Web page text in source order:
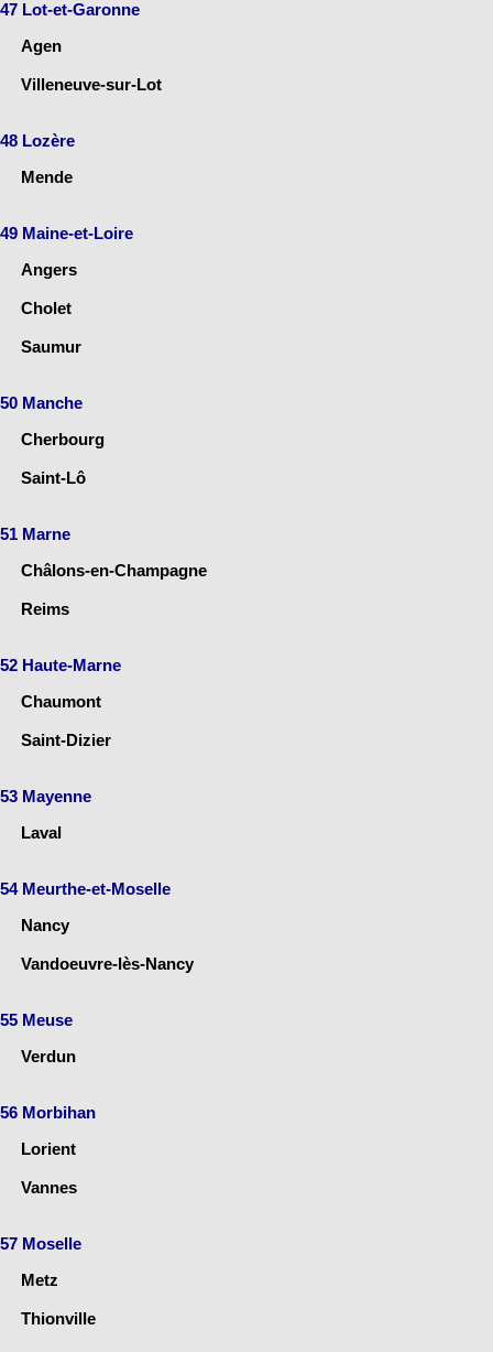
47 Lot-et-Garonne
Agen
Villeneuve-sur-Lot
48 Lozère
Mende
49 Maine-et-Loire
Angers
Cholet
Saumur
50 Manche
Cherbourg
Saint-Lô
51 Marne
Châlons-en-Champagne
Reims
52 Haute-Marne
Chaumont
Saint-Dizier
53 Mayenne
Laval
54 Meurthe-et-Moselle
Nancy
Vandoeuvre-lès-Nancy
55 Meuse
Verdun
56 Morbihan
Lorient
Vannes
57 Moselle
Metz
Thionville